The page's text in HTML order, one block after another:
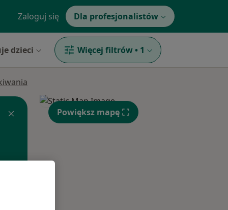
Zaloguj się Dla profesjonalistów
dzieci Więcej filtrów • 1
Powiększ mapę